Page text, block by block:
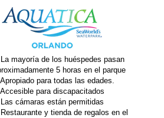
La mayoría de los huéspedes pasan
5 horas en el parque
Apropiado para todas las edades.
Accesible para discapacitados
Las cámaras están permitidas
Restaurante y tienda de regalos en el